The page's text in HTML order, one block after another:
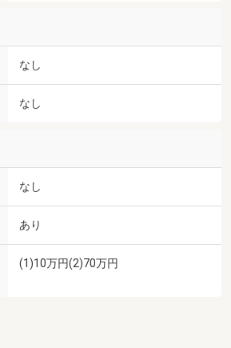
なし
なし
なし
あり
(1)10万円(2)70万円